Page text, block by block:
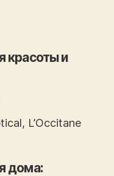
красоты и
L’Occitane
дома: